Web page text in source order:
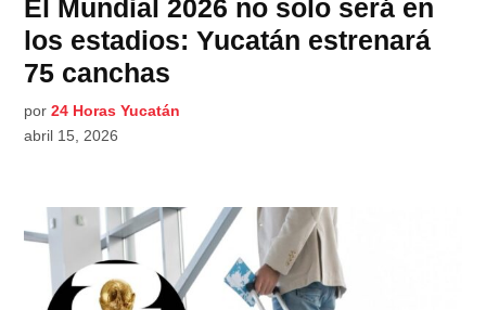
El Mundial 2026 no solo será en
los estadios: Yucatán estrenará
75 canchas
por 24 Horas Yucatán
abril 15, 2026